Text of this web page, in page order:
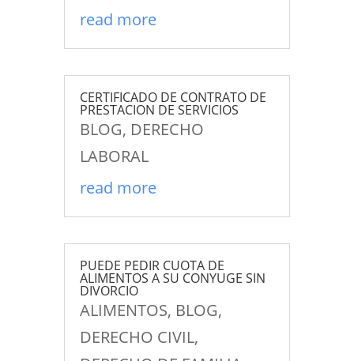
read more
CERTIFICADO DE CONTRATO DE
PRESTACION DE SERVICIOS
BLOG, DERECHO
LABORAL
read more
PUEDE PEDIR CUOTA DE
ALIMENTOS A SU CONYUGE SIN
DIVORCIO
ALIMENTOS, BLOG,
DERECHO CIVIL,